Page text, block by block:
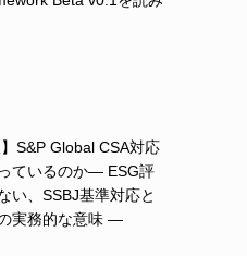
】S&P Global CSA対応
ているのか― ESG評
い、SSBJ基準対応と
実務的な意味 ―